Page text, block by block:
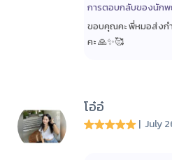
การตอบกลับของนัก
ขอบคุณคะ พี่หมอส่งกำ
คะ 🙏✨🥰
โอ๋อ๋
| July